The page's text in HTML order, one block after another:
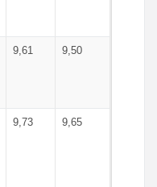
9,61 9,50
9,73 9,65